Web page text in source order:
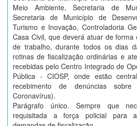
Meio Ambiente, Secretaria de
Secretaria de Município de
Turismo e Inovação, Controladoria
Casa Civil, que deverá atuar de
de trabalho, durante todos os dias
rotinas de fiscalização ordinárias e
recebidas pelo Centro Integrado de
Pública - CIOSP, onde estão
recebimento de denúncias
Coronavírus).
Parágrafo único. Sempre que
requisitada a força policial para